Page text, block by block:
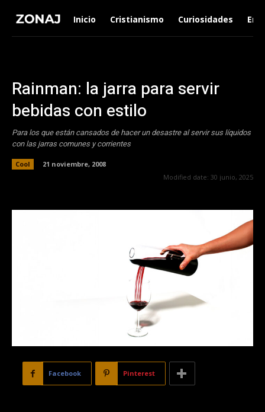
Inicio Cristianismo Curiosidades
Rainman: la jarra para servir
bebidas con estilo
Para los que están cansados de hacer un desastre al servir sus líquidos
con las jarras comunes y corrientes
Cool
21 noviembre, 2008
Modified date: 30 junio, 2025
Facebook Pinterest